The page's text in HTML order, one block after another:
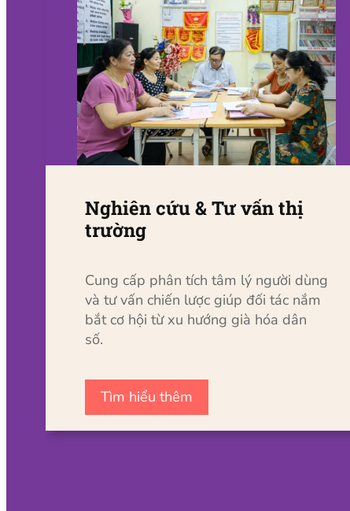
Nghiên cứu & Tư vấn thị
trường
Cung cấp phân tích tâm lý người dùng
và tư vấn chiến lược giúp đối tác nắm
bắt cơ hội từ xu hướng già hóa dân
số.
Tìm hiểu thêm